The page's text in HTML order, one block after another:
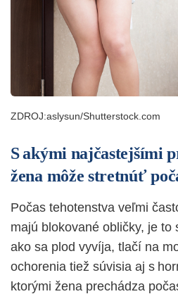
ZDROJ:aslysun/Shutterstock.com
S akými najčastejšími
žena môže stretnúť
Počas tehotenstva veľmi
majú blokované obličky, je to
ako sa plod vyvíja, tlačí na
ochorenia tiež súvisia aj s
ktorými žena prechádza